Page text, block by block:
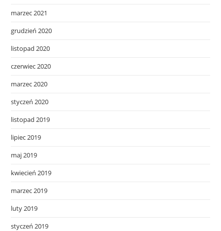
marzec 2021
grudzień 2020
listopad 2020
czerwiec 2020
marzec 2020
styczeń 2020
listopad 2019
lipiec 2019
maj 2019
kwiecień 2019
marzec 2019
luty 2019
styczeń 2019